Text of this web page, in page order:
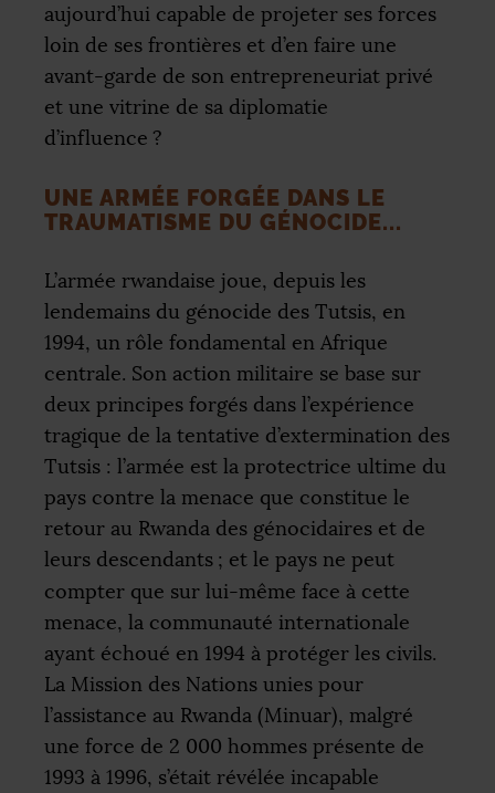
aujourd’hui capable de projeter ses forces
loin de ses frontières et d’en faire une
avant-garde de son entrepreneuriat privé
et une vitrine de sa diplomatie
d’influence ?
UNE ARMÉE FORGÉE DANS LE
TRAUMATISME DU GÉNOCIDE...
L’armée rwandaise joue, depuis les
lendemains du génocide des Tutsis, en
1994, un rôle fondamental en Afrique
centrale. Son action militaire se base sur
deux principes forgés dans l’expérience
tragique de la tentative d’extermination des
Tutsis : l’armée est la protectrice ultime du
pays contre la menace que constitue le
retour au Rwanda des génocidaires et de
leurs descendants ; et le pays ne peut
compter que sur lui-même face à cette
menace, la communauté internationale
ayant échoué en 1994 à protéger les civils.
La Mission des Nations unies pour
l’assistance au Rwanda (Minuar), malgré
une force de 2 000 hommes présente de
1993 à 1996, s’était révélée incapable